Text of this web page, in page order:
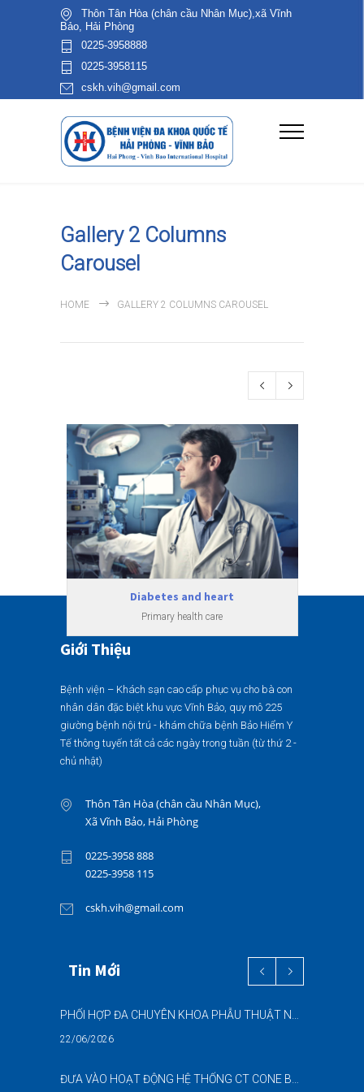
Thôn Tân Hòa (chân cầu Nhân Mục),xã Vĩnh
Bảo, Hải Phòng
0225-3958888
0225-3958115
cskh.vih@gmail.com
Gallery 2 Columns
Carousel
HOME GALLERY 2 COLUMNS CAROUSEL
Diabetes and heart
Primary health care
Giới Thiệu
Bệnh viện – Khách sạn cao cấp phục vụ cho bà con
nhân dân đặc biệt khu vực Vĩnh Bảo, quy mô 225
giường bệnh nội trú - khám chữa bệnh Bảo Hiểm Y
Tế thông tuyến tất cả các ngày trong tuần (từ thứ 2 -
chủ nhật)
Thôn Tân Hòa (chân cầu Nhân Mục),
Xã Vĩnh Bảo, Hải Phòng
0225-3958 888
0225-3958 115
cskh.vih@gmail.com
Tin Mới
22/06/2026